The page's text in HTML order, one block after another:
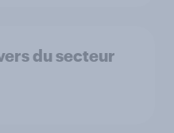
du secteur